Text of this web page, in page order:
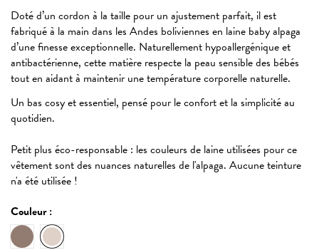
Doté d’un cordon à la taille pour un ajustement parfait, il est
fabriqué à la main dans les Andes boliviennes en laine baby alpaga
d’une finesse exceptionnelle. Naturellement hypoallergénique et
antibactérienne, cette matière respecte la peau sensible des bébés
tout en aidant à maintenir une température corporelle naturelle.
Un bas cosy et essentiel, pensé pour le confort et la simplicité au
quotidien.
Petit plus éco-responsable : les couleurs de laine utilisées pour ce
vêtement sont des nuances naturelles de l'alpaga. Aucune teinture
n'a été utilisée !
Couleur :
Oat
Ecru